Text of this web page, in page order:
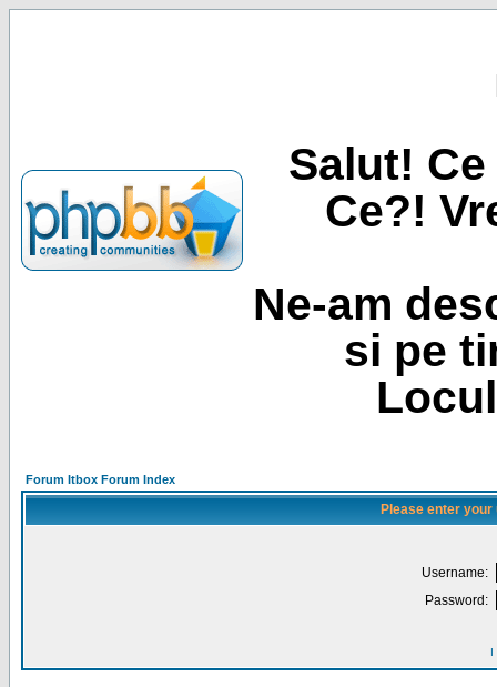
Salut!
Ce?!
Ne-am
si pe
Forum Itbox Forum Index
Please enter
Username:
Password:
I